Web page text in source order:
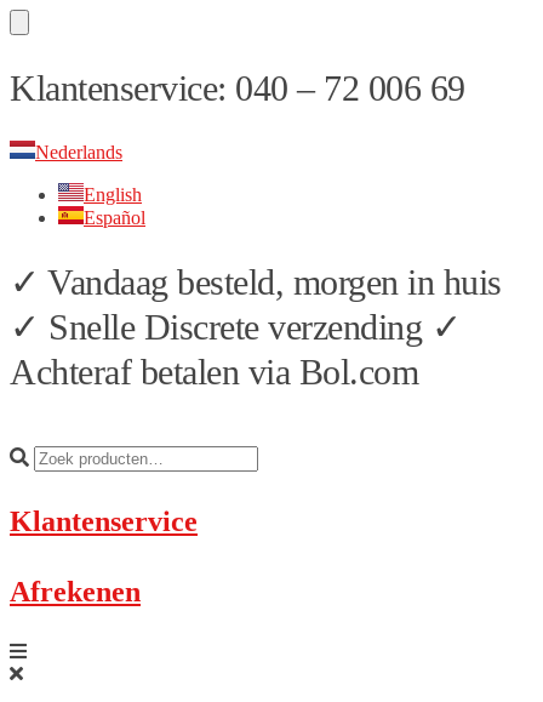
Skip
to
Skip
to
Klantenservice: 040 – 72 006 69
Nederlands
English
Español
✓ Vandaag besteld, morgen in huis
✓ Snelle Discrete verzending ✓
Achteraf betalen via Bol.com
Klantenservice
Afrekenen